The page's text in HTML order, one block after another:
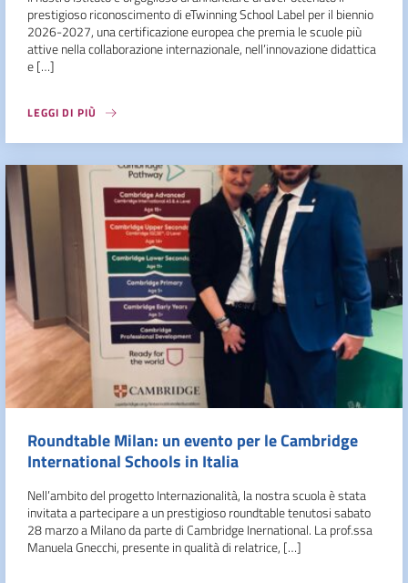
prestigioso riconoscimento di eTwinning School Label per il biennio
2026-2027, una certificazione europea che premia le scuole più
attive nella collaborazione internazionale, nell’innovazione didattica
e […]
LEGGI DI PIÙ
Roundtable Milan: un evento per le Cambridge
International Schools in Italia
Nell’ambito del progetto Internazionalità, la nostra scuola è stata
invitata a partecipare a un prestigioso roundtable tenutosi sabato
28 marzo a Milano da parte di Cambridge Inernational. La prof.ssa
Manuela Gnecchi, presente in qualità di relatrice, […]